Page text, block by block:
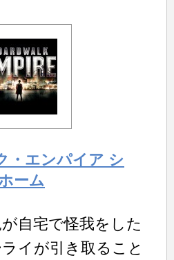
・エンパイア シ
ーム
自宅で怪我をした
イが引き取ること